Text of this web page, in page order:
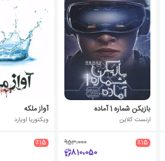
بازیکن شماره 1 آماده
ارنست کلاین
٪15 953،000
810،050
آواز ملکه
ویکتوریا اویارد
٪15